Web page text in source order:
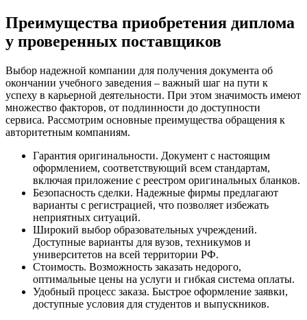
Преимущества приобретения диплома
у проверенных поставщиков
Выбор надежной компании для получения документа об
окончании учебного заведения – важный шаг на пути к
успеху в карьерной деятельности. При этом значимость имеют
множество факторов, от подлинности до доступности
сервиса. Рассмотрим основные преимущества обращения к
авторитетным компаниям.
Гарантия оригинальности. Документ с настоящим
оформлением, соответствующий всем стандартам,
включая приложение с реестром оригинальных бланков.
Безопасность сделки. Надежные фирмы предлагают
варианты с регистрацией, что позволяет избежать
неприятных ситуаций.
Широкий выбор образовательных учреждений.
Доступные варианты для вузов, техникумов и
университетов на всей территории РФ.
Стоимость. Возможность заказать недорого,
оптимальные цены на услуги и гибкая система оплаты.
Удобный процесс заказа. Быстрое оформление заявки,
доступные условия для студентов и выпускников.